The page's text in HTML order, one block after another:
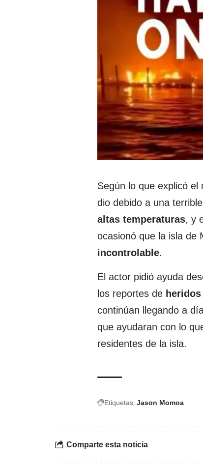
Según lo que explicó
dio debido a una
altas temperaturas, y
ocasionó que la isla de
incontrolable.
El actor pidió ayuda
los reportes de heridos
continúan llegando a
que ayudaran con lo
residentes de la isla.
Etiquetas: Jason Momoa
Comparte esta noticia